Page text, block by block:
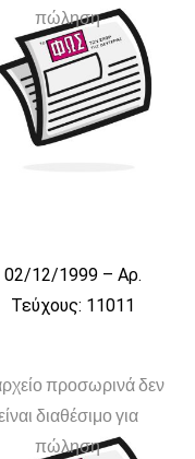
πώληση
02/12/1999 – Αρ.
Τεύχους: 11011
προσωρινά δεν
διαθέσιμο για
πώληση